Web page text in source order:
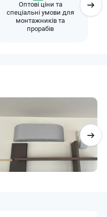
Оптові ціни та
спеціальні умови для
монтажників та
прорабів